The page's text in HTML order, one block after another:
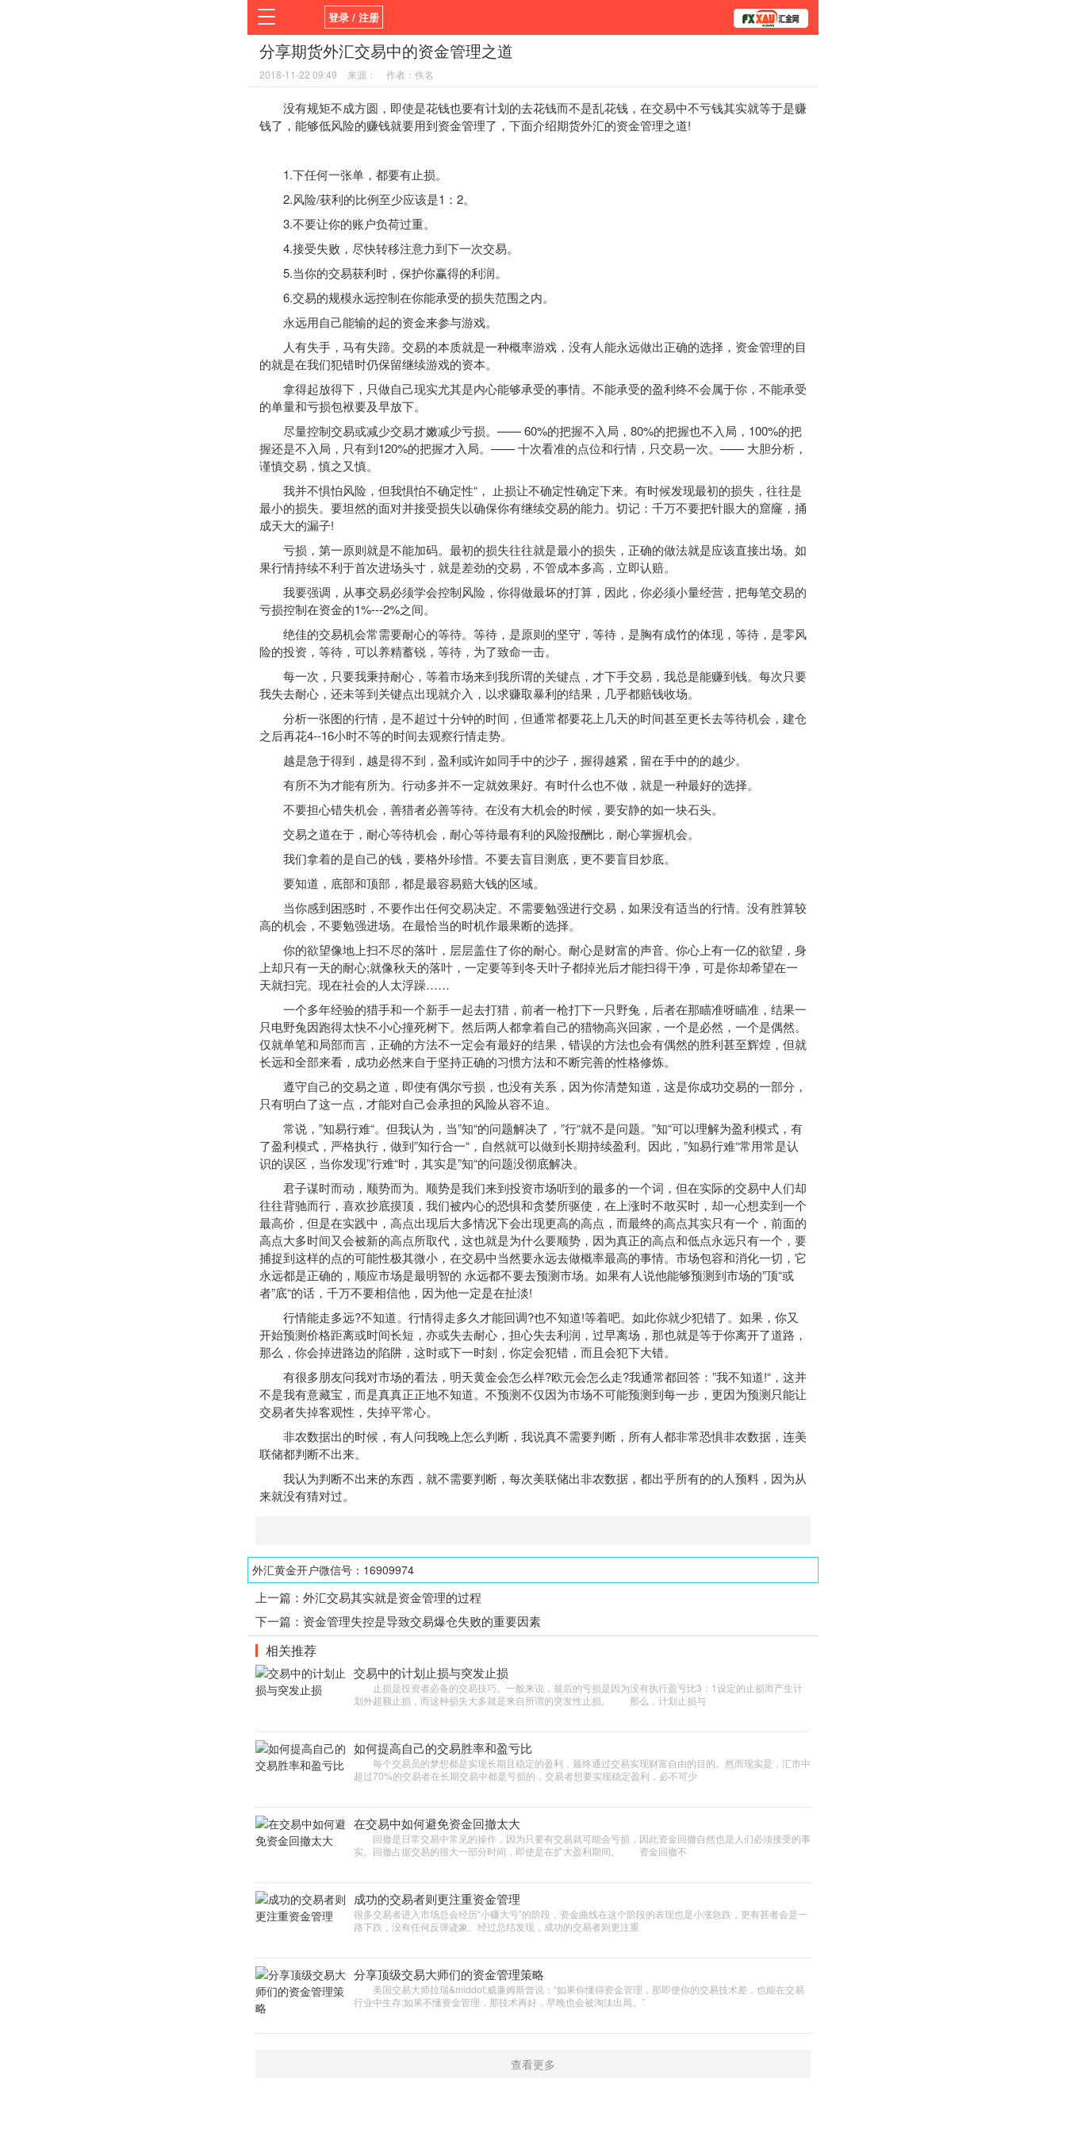
登录 / 注册
首页 新闻
平台
指标EA
分享期货外汇交易中的资金管理之道
2018-11-22 09:49 来源： 作者：佚名
没有规矩不成方圆，即使是花钱也要有计划的去花钱而不是乱花钱，在交易中不亏钱其实就等于是赚
钱了，能够低风险的赚钱就要用到资金管理了，下面介绍期货外汇的资金管理之道!
1.下任何一张单，都要有止损。
2.风险/获利的比例至少应该是1：2。
3.不要让你的账户负荷过重。
4.接受失败，尽快转移注意力到下一次交易。
5.当你的交易获利时，保护你赢得的利润。
6.交易的规模永远控制在你能承受的损失范围之内。
永远用自己能输的起的资金来参与游戏。
人有失手，马有失蹄。交易的本质就是一种概率游戏，没有人能永远做出正确的选择，资金管理的目
的就是在我们犯错时仍保留继续游戏的资本。
拿得起放得下，只做自己现实尤其是内心能够承受的事情。不能承受的盈利终不会属于你，不能承受
的单量和亏损包袱要及早放下。
尽量控制交易或减少交易才嫩减少亏损。—— 60%的把握不入局，80%的把握也不入局，100%的把
握还是不入局，只有到120%的把握才入局。—— 十次看准的点位和行情，只交易一次。—— 大胆分析，
谨慎交易，慎之又慎。
我并不惧怕风险，但我惧怕不确定性“， 止损让不确定性确定下来。有时候发现最初的损失，往往是
最小的损失。要坦然的面对并接受损失以确保你有继续交易的能力。切记：千万不要把针眼大的窟窿，捅
成天大的漏子!
亏损，第一原则就是不能加码。最初的损失往往就是最小的损失，正确的做法就是应该直接出场。如
果行情持续不利于首次进场头寸，就是差劲的交易，不管成本多高，立即认赔。
我要强调，从事交易必须学会控制风险，你得做最坏的打算，因此，你必须小量经营，把每笔交易的
亏损控制在资金的1%---2%之间。
绝佳的交易机会常需要耐心的等待。等待，是原则的坚守，等待，是胸有成竹的体现，等待，是零风
险的投资，等待，可以养精蓄锐，等待，为了致命一击。
每一次，只要我秉持耐心，等着市场来到我所谓的关键点，才下手交易，我总是能赚到钱。每次只要
我失去耐心，还未等到关键点出现就介入，以求赚取暴利的结果，几乎都赔钱收场。
分析一张图的行情，是不超过十分钟的时间，但通常都要花上几天的时间甚至更长去等待机会，建仓
之后再花4--16小时不等的时间去观察行情走势。
越是急于得到，越是得不到，盈利或许如同手中的沙子，握得越紧，留在手中的的越少。
有所不为才能有所为。行动多并不一定就效果好。有时什么也不做，就是一种最好的选择。
不要担心错失机会，善猎者必善等待。在没有大机会的时候，要安静的如一块石头。
交易之道在于，耐心等待机会，耐心等待最有利的风险报酬比，耐心掌握机会。
我们拿着的是自己的钱，要格外珍惜。不要去盲目测底，更不要盲目炒底。
要知道，底部和顶部，都是最容易赔大钱的区域。
当你感到困惑时，不要作出任何交易决定。不需要勉强进行交易，如果没有适当的行情。没有胜算较
高的机会，不要勉强进场。在最恰当的时机作最果断的选择。
你的欲望像地上扫不尽的落叶，层层盖住了你的耐心。耐心是财富的声音。你心上有一亿的欲望，身
上却只有一天的耐心;就像秋天的落叶，一定要等到冬天叶子都掉光后才能扫得干净，可是你却希望在一
天就扫完。现在社会的人太浮躁……
一个多年经验的猎手和一个新手一起去打猎，前者一枪打下一只野兔，后者在那瞄准呀瞄准，结果一
只电野兔因跑得太快不小心撞死树下。然后两人都拿着自己的猎物高兴回家，一个是必然，一个是偶然。
仅就单笔和局部而言，正确的方法不一定会有最好的结果，错误的方法也会有偶然的胜利甚至辉煌，但就
长远和全部来看，成功必然来自于坚持正确的习惯方法和不断完善的性格修炼。
遵守自己的交易之道，即使有偶尔亏损，也没有关系，因为你清楚知道，这是你成功交易的一部分，
只有明白了这一点，才能对自己会承担的风险从容不迫。
常说，”知易行难“。但我认为，当”知“的问题解决了，”行“就不是问题。”知“可以理解为盈利模式，有
了盈利模式，严格执行，做到”知行合一“，自然就可以做到长期持续盈利。因此，”知易行难“常用常是认
识的误区，当你发现”行难“时，其实是”知“的问题没彻底解决。
君子谋时而动，顺势而为。顺势是我们来到投资市场听到的最多的一个词，但在实际的交易中人们却
往往背驰而行，喜欢抄底摸顶，我们被内心的恐惧和贪婪所驱使，在上涨时不敢买时，却一心想卖到一个
最高价，但是在实践中，高点出现后大多情况下会出现更高的高点，而最终的高点其实只有一个，前面的
高点大多时间又会被新的高点所取代，这也就是为什么要顺势，因为真正的高点和低点永远只有一个，要
捕捉到这样的点的可能性极其微小，在交易中当然要永远去做概率最高的事情。市场包容和消化一切，它
永远都是正确的，顺应市场是最明智的 永远都不要去预测市场。如果有人说他能够预测到市场的”顶“或
者”底“的话，千万不要相信他，因为他一定是在扯淡!
行情能走多远?不知道。行情得走多久才能回调?也不知道!等着吧。如此你就少犯错了。如果，你又
开始预测价格距离或时间长短，亦或失去耐心，担心失去利润，过早离场，那也就是等于你离开了道路，
那么，你会掉进路边的陷阱，这时或下一时刻，你定会犯错，而且会犯下大错。
有很多朋友问我对市场的看法，明天黄金会怎么样?欧元会怎么走?我通常都回答：”我不知道!“，这并
不是我有意藏宝，而是真真正正地不知道。不预测不仅因为市场不可能预测到每一步，更因为预测只能让
交易者失掉客观性，失掉平常心。
非农数据出的时候，有人问我晚上怎么判断，我说真不需要判断，所有人都非常恐惧非农数据，连美
联储都判断不出来。
我认为判断不出来的东西，就不需要判断，每次美联储出非农数据，都出乎所有的的人预料，因为从
来就没有猜对过。
外汇黄金开户微信号：16909974
上一篇： 外汇交易其实就是资金管理的过程
下一篇： 资金管理失控是导致交易爆仓失败的重要因素
相关推荐
交易中的计划止损与突发止损
止损是投资者必备的交易技巧。一般来说，最后的亏损是因为没有执行盈亏比3：1设定的止损而产生计
划外超额止损，而这种损失大多就是来自所谓的突发性止损。 那么，计划止损与
如何提高自己的交易胜率和盈亏比
每个交易员的梦想都是实现长期且稳定的盈利，最终通过交易实现财富自由的目的。然而现实是，汇市中
超过70%的交易者在长期交易中都是亏损的，交易者想要实现稳定盈利，必不可少
在交易中如何避免资金回撤太大
回撤是日常交易中常见的操作，因为只要有交易就可能会亏损，因此资金回撤自然也是人们必须接受的事
实。回撤占据交易的很大一部分时间，即使是在扩大盈利期间。 资金回撤不
成功的交易者则更注重资金管理
很多交易者进入市场总会经历“小赚大亏”的阶段，资金曲线在这个阶段的表现也是小涨急跌，更有甚者会是一
路下跌，没有任何反弹迹象。经过总结发现，成功的交易者则更注重
分享顶级交易大师们的资金管理策略
美国交易大师拉瑞&middot;威廉姆斯曾说：“如果你懂得资金管理，那即使你的交易技术差，也能在交易
行业中生存;如果不懂资金管理，那技术再好，早晚也会被淘汰出局。”
查看更多